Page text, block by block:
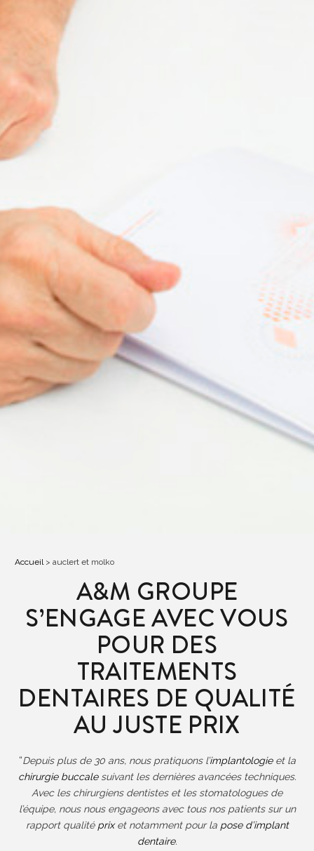
Accueil> auclert et molko
A&M GROUPE
S’ENGAGE AVEC VOUS
POUR DES
TRAITEMENTS
DENTAIRES DE QUALITÉ
AU JUSTE PRIX
“Depuis plus de 30 ans, nous pratiquons l’implantologieet la
chirurgie buccalesuivant les dernières avancées techniques.
Avec les chirurgiens dentistes et les stomatologues de
l’équipe, nous nous engageons avec tous nos patients sur un
rapport qualité prixet notamment pour la pose d’implant
dentaire.